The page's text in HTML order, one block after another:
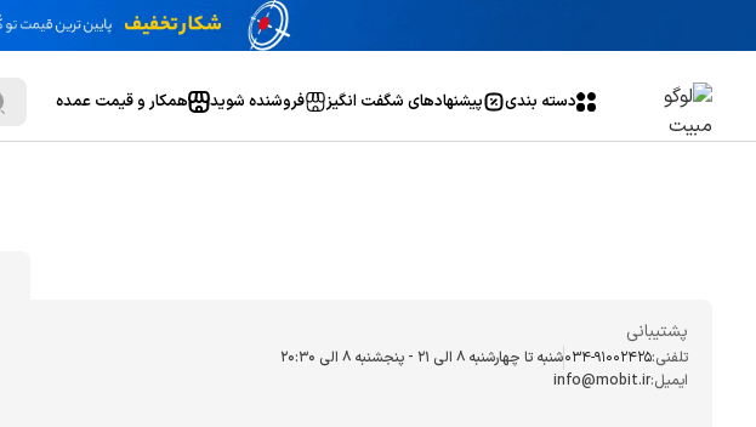
دسته بندی پیشنهاد‌های شگفت انگیز فروشنده شوید همکار و قیمت عمده
پشتیبانی
تلفنی:034-91002425شنبه تا چهارشنبه ۸ الی ۲۱ - پنجشنبه 8 الی ۲۰:۳۰
ایمیل:info@mobit.ir